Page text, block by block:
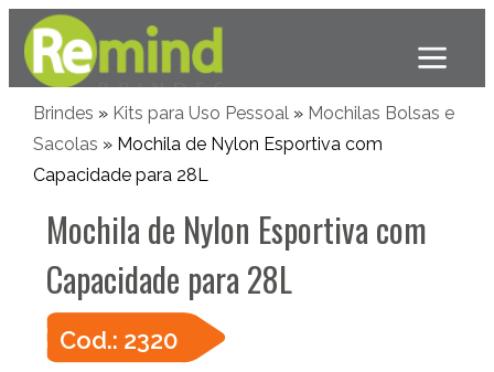
Brindes » Kits para Uso Pessoal» Mochilas Bolsas e
Sacolas » Mochila de Nylon Esportiva com
Capacidade para 28L
Mochila de Nylon Esportiva com
Capacidade para 28L
Cod.: 2320